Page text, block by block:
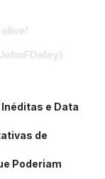
e Data
de
Poderiam